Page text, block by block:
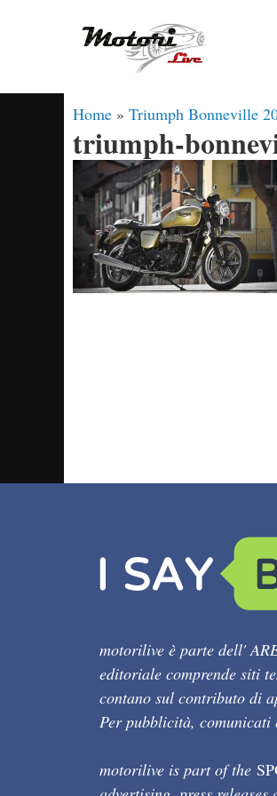
Home » Triumph Bonneville
triumph-
motorilive è parte dell'
editoriale comprende siti
contano sul contributo di
Per pubblicità,
motorilive is part of the